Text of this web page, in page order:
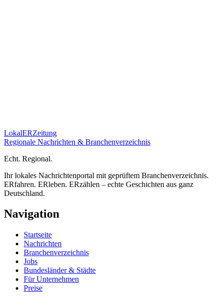
LokalERZeitung
Regionale Nachrichten & Branchenverzeichnis
Echt. Regional.
Ihr lokales Nachrichtenportal mit geprüftem Branchenverzeichnis.
ERfahren. ERleben. ERzählen – echte Geschichten aus ganz
Deutschland.
Navigation
Startseite
Nachrichten
Branchenverzeichnis
Jobs
Bundesländer & Städte
Für Unternehmen
Preise